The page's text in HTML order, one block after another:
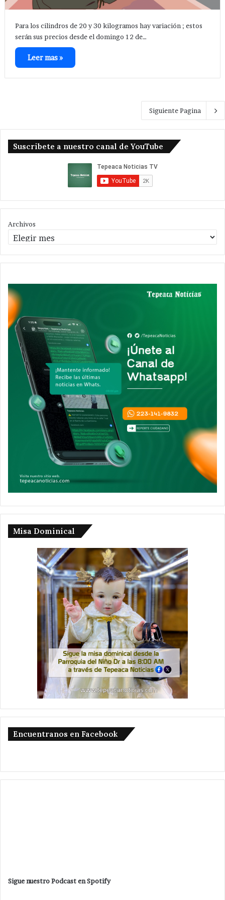
Para los cilindros de 20 y 30 kilogramos hay variación ; estos
serán sus precios desde el domingo 12 de…
Leer mas »
Siguiente Pagina
Suscribete a nuestro canal de YouTube
Archivos
Misa Dominical
Encuentranos en Facebook
Sigue nuestro Podcast en Spotify